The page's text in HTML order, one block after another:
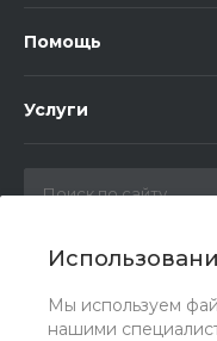
Мы используем
нашими
Помощь
Услуги